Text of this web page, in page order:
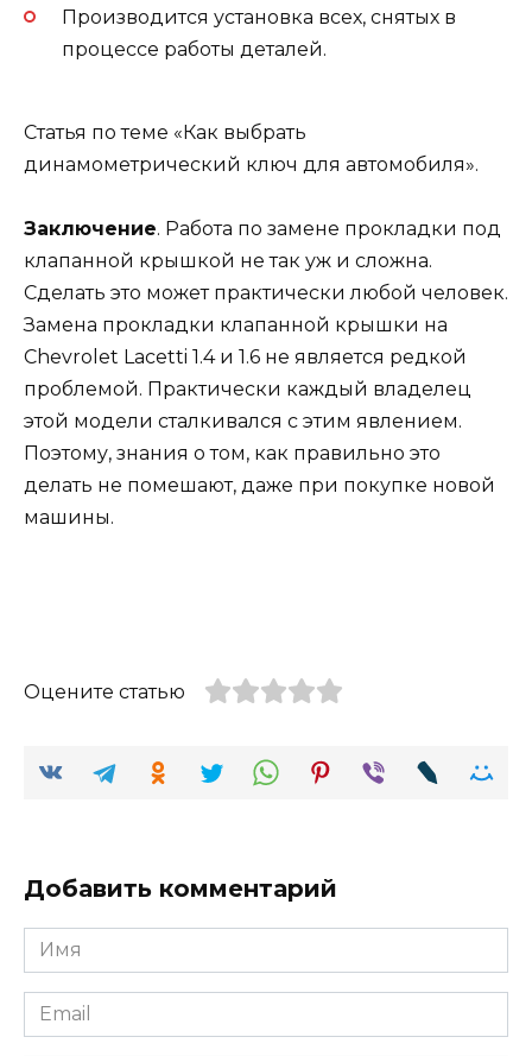
Производится установка всех, снятых в
процессе работы деталей.
Статья по теме «Как выбрать
динамометрический ключ для автомобиля».
Заключение. Работа по замене прокладки под
клапанной крышкой не так уж и сложна.
Сделать это может практически любой человек.
Замена прокладки клапанной крышки на
Chevrolet Lacetti 1.4 и 1.6 не является редкой
проблемой. Практически каждый владелец
этой модели сталкивался с этим явлением.
Поэтому, знания о том, как правильно это
делать не помешают, даже при покупке новой
машины.
Оцените статью
Добавить комментарий
Имя
Email